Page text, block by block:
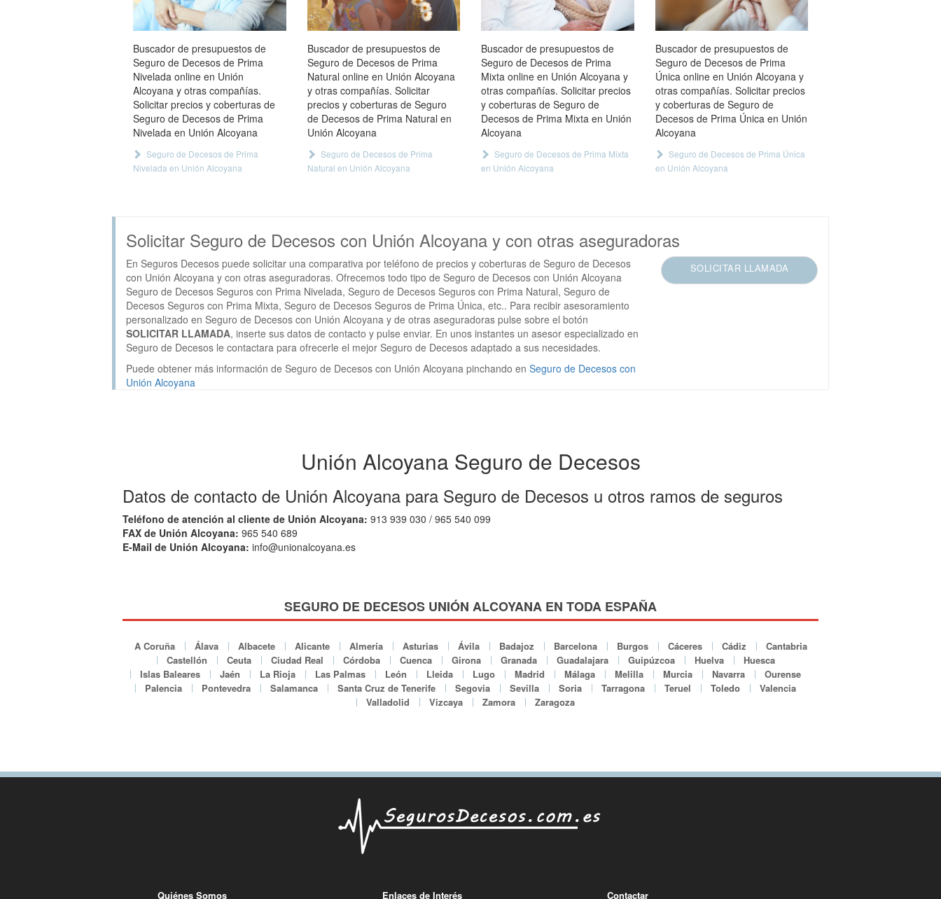
Buscador de presupuestos de
Seguro de Decesos de Prima
Nivelada online en Unión
Alcoyana y otras compañías.
Solicitar precios y coberturas de
Seguro de Decesos de Prima
Nivelada en Unión Alcoyana
Seguro de Decesos de Prima
Nivelada en Unión Alcoyana
Buscador de presupuestos de
Seguro de Decesos de Prima
Natural online en Unión Alcoyana
y otras compañías. Solicitar
precios y coberturas de Seguro
de Decesos de Prima Natural en
Unión Alcoyana
Seguro de Decesos de Prima
Natural en Unión Alcoyana
Buscador de presupuestos de
Seguro de Decesos de Prima
Mixta online en Unión Alcoyana y
otras compañías. Solicitar precios
y coberturas de Seguro de
Decesos de Prima Mixta en Unión
Alcoyana
Seguro de Decesos de Prima Mixta
en Unión Alcoyana
Buscador de presupuestos de
Seguro de Decesos de Prima
Única online en Unión Alcoyana y
otras compañías. Solicitar precios
y coberturas de Seguro de
Decesos de Prima Única en Unión
Alcoyana
Seguro de Decesos de Prima Única
en Unión Alcoyana
Solicitar Seguro de Decesos con Unión Alcoyana y con otras aseguradoras
En Seguros Decesos puede solicitar una comparativa por teléfono de precios y coberturas de Seguro de Decesos
con Unión Alcoyana y con otras aseguradoras. Ofrecemos todo tipo de Seguro de Decesos con Unión Alcoyana
Seguro de Decesos Seguros con Prima Nivelada, Seguro de Decesos Seguros con Prima Natural, Seguro de
Decesos Seguros con Prima Mixta, Seguro de Decesos Seguros de Prima Única, etc.. Para recibir asesoramiento
personalizado en Seguro de Decesos con Unión Alcoyana y de otras aseguradoras pulse sobre el botón
SOLICITAR LLAMADA, inserte sus datos de contacto y pulse enviar. En unos instantes un asesor especializado en
Seguro de Decesos le contactara para ofrecerle el mejor Seguro de Decesos adaptado a sus necesidades.
Puede obtener más información de Seguro de Decesos con Unión Alcoyana pinchando en Seguro de Decesos con
Unión Alcoyana
SOLICITAR LLAMADA
Unión Alcoyana Seguro de Decesos
Datos de contacto de Unión Alcoyana para Seguro de Decesos u otros ramos de seguros
Teléfono de atención al cliente de Unión Alcoyana: 913 939 030 / 965 540 099
FAX de Unión Alcoyana: 965 540 689
E-Mail de Unión Alcoyana: info@unionalcoyana.es
SEGURO DE DECESOS UNIÓN ALCOYANA EN TODA ESPAÑA
A Coruña Álava Albacete Alicante Almería Asturias Ávila Badajoz Barcelona Burgos Cáceres Cádiz
Cantabria
Castellón
Ceuta Ciudad Real Córdoba Cuenca Girona Granada Guadalajara Guipúzcoa Huelva
Huesca
Islas Baleares
Jaén La Rioja Las Palmas León Lleida Lugo Madrid Málaga Melilla Murcia Navarra
Ourense
Palencia
Pontevedra Salamanca Santa Cruz de Tenerife Segovia Sevilla Soria Tarragona Teruel Toledo
Valencia
Valladolid
Vizcaya Zamora Zaragoza
Quiénes Somos Enlaces de Interés Contactar